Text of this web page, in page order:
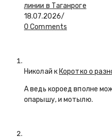
линии в Таганроге
18.07.2026/
0 Comments
Николай к Коротко о
А ведь короед вполне
опарышу, и мотылю.